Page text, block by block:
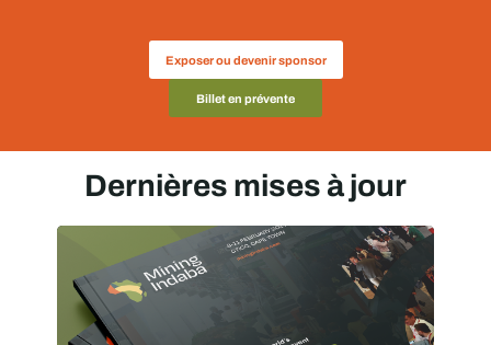
Exposer ou devenir sponsor
Billet en prévente
Dernières mises à jour